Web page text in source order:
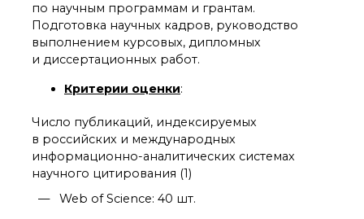
Мероприятия
Конференции
Журналы
Национальные
проекты России
Крупный научный
проект
по приоритетным
направлениям НТР РФ
по научным программам и грантам.
Подготовка научных кадров, руководство
выполнением курсовых, дипломных
и диссертационных работ.
Критерии оценки:
Число публикаций, индексируемых
в российских и международных
информационно-аналитических системах
научного цитирования (1)
— Web of Science: 40 шт.